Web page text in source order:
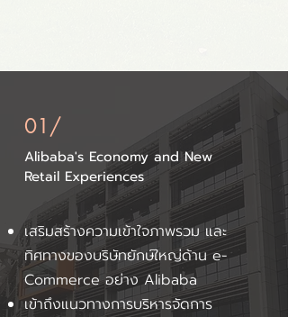
01/
Alibaba's Economy and New
Retail Experiences
เสริมสร้างความเข้าใจภาพรวม และ
ทิศทางของบริษัทยักษ์ใหญ่ด้าน e-
Commerce อย่าง Alibaba
เข้าถึงแนวทางการบริหารจัดการ